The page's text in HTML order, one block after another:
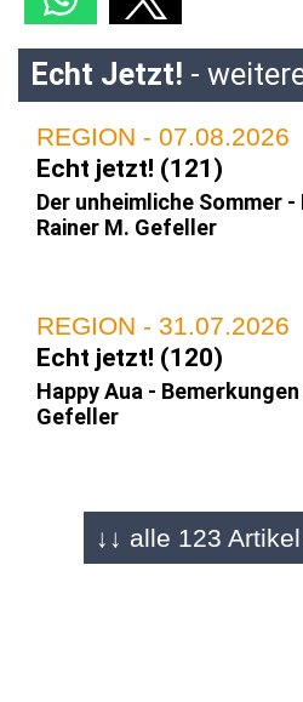
Echt Jetzt! -
REGION - 07.08.2026
Echt jetzt! (121)
Der unheimliche Sommer
Rainer M. Gefeller
REGION - 31.07.2026
Echt jetzt! (120)
Happy Aua -
Gefeller
REGION - 25.07.2026
Echt jetzt! (119)
↓↓ alle 123